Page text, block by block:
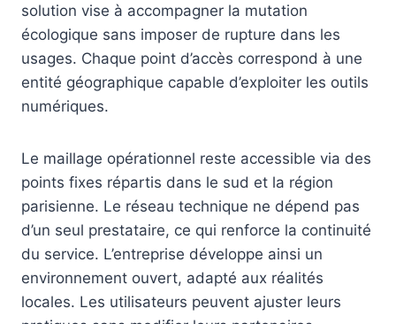
solution vise à accompagner la mutation
écologique sans imposer de rupture dans les
usages. Chaque point d’accès correspond à une
entité géographique capable d’exploiter les outils
numériques.
Le maillage opérationnel reste accessible via des
points fixes répartis dans le sud et la région
parisienne. Le réseau technique ne dépend pas
d’un seul prestataire, ce qui renforce la continuité
du service. L’entreprise développe ainsi un
environnement ouvert, adapté aux réalités
locales. Les utilisateurs peuvent ajuster leurs